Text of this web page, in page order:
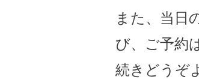
また、当日
び、ご予約
続きどうぞ